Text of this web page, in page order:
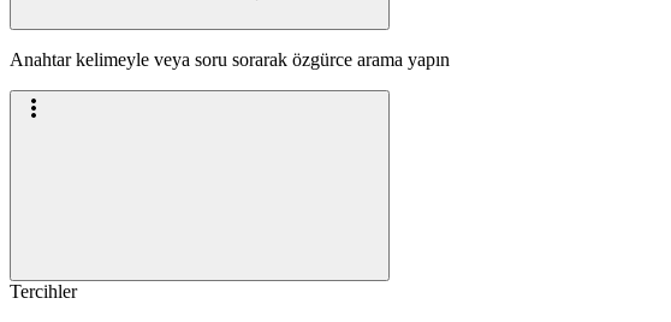
Anahtar kelimeyle veya soru sorarak özgürce arama yapın
Tercihler